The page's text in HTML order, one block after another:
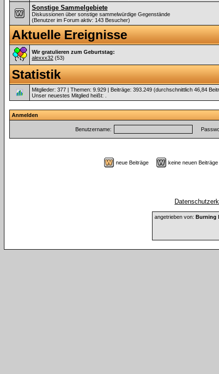
Sonstige Sammelgebiete
Diskussionen über sonstige sammelwürdige Gegenstände
(Benutzer im Forum aktiv: 143 Besucher)
Aktuelle Ereignisse
Wir gratulieren zum Geburtstag:
alexxx32 (53)
Statistik
Mitglieder: 377 | Themen: 9.929 | Beiträge: 393.249 (durchschnittlich 46,84
Unser neuestes Mitglied heißt:
Anmelden
Benutzername:
neue Beiträge keine neuen
angetrieben von: Burning